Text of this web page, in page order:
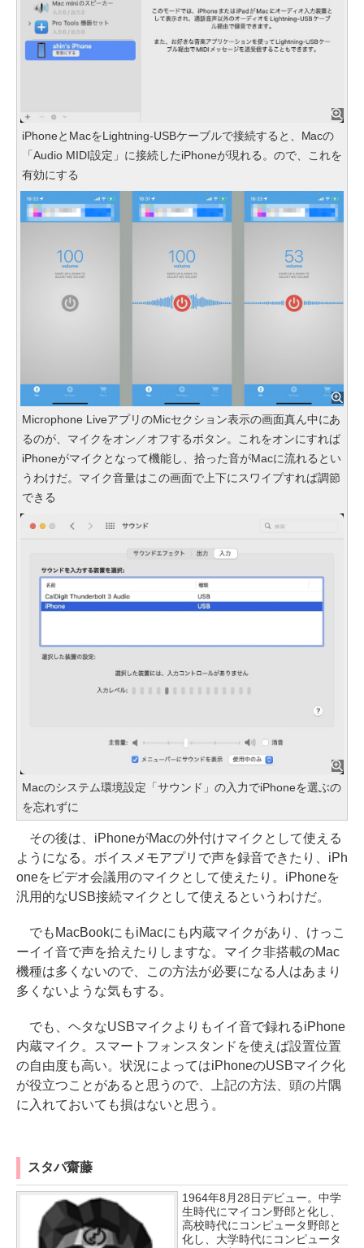
iPhoneとMacをLightning-USBケーブルで接続すると、Macの
「Audio MIDI設定」に接続したiPhoneが現れる。ので、これを
有効にする
Microphone LiveアプリのMicセクション表示の画面真ん中にあ
るのが、マイクをオン／オフするボタン。これをオンにすれば
iPhoneがマイクとなって機能し、拾った音がMacに流れるとい
うわけだ。マイク音量はこの画面で上下にスワイプすれば調節
できる
Macのシステム環境設定「サウンド」の入力でiPhoneを選ぶの
を忘れずに
その後は、iPhoneがMacの外付けマイクとして使える
ようになる。ボイスメモアプリで声を録音できたり、iPh
oneをビデオ会議用のマイクとして使えたり。iPhoneを
汎用的なUSB接続マイクとして使えるというわけだ。
でもMacBookにもiMacにも内蔵マイクがあり、けっこ
ーイイ音で声を拾えたりしますな。マイク非搭載のMac
機種は多くないので、この方法が必要になる人はあまり
多くないような気もする。
でも、ヘタなUSBマイクよりもイイ音で録れるiPhone
内蔵マイク。スマートフォンスタンドを使えば設置位置
の自由度も高い。状況によってはiPhoneのUSBマイク化
が役立つことがあると思うので、上記の方法、頭の片隅
に入れておいても損はないと思う。
スタパ齋藤
1964年8月28日デビュー。中学
生時代にマイコン野郎と化し、
高校時代にコンピュータ野郎と
化し、大学時代にコンピュータ